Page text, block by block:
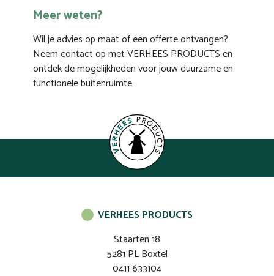
Meer weten?
Wil je advies op maat of een offerte ontvangen?
Neemcontactop met VERHEES PRODUCTS en
ontdek de mogelijkheden voor jouw duurzame en
functionele buitenruimte.
VERHEES PRODUCTS
Staarten 18
5281 PL Boxtel
0411 633104